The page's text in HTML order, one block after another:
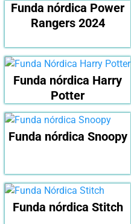
Funda nórdica Power
Rangers 2024
Funda nórdica Harry
Potter
Funda nórdica Snoopy
Funda nórdica Stitch